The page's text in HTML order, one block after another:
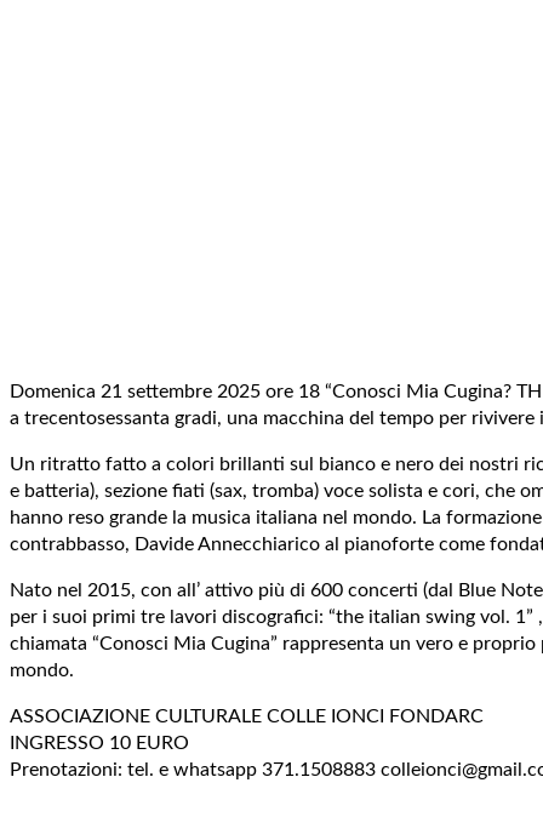
Domenica 21 settembre 2025 ore 18 “Conosci Mia Cugina?
a trecentosessanta gradi, una macchina del tempo per rivivere
Un ritratto fatto a colori brillanti sul bianco e nero dei nostri
e batteria), sezione fiati (sax, tromba) voce solista e cori, che
hanno reso grande la musica italiana nel mondo. La
contrabbasso, Davide Annecchiarico al pianoforte come
Nato nel 2015, con all’ attivo più di 600 concerti (dal Blue
per i suoi primi tre lavori discografici: “the italian swing vol. 1”
chiamata “Conosci Mia Cugina” rappresenta un vero e
mondo.
ASSOCIAZIONE CULTURALE COLLE IONCI FONDARC
INGRESSO 10 EURO
Prenotazioni: tel. e whatsapp 371.1508883